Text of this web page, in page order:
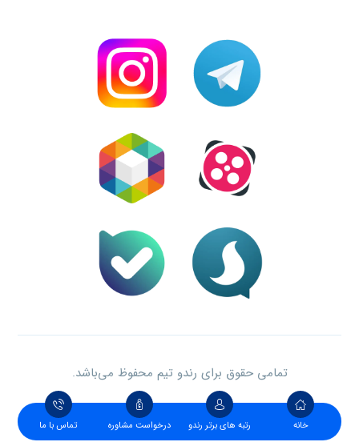
تمامی حقوق برای رندو تیم محفوظ می‌باشد.
خانه رتبه های برتر رندو درخواست مشاوره تماس با ما